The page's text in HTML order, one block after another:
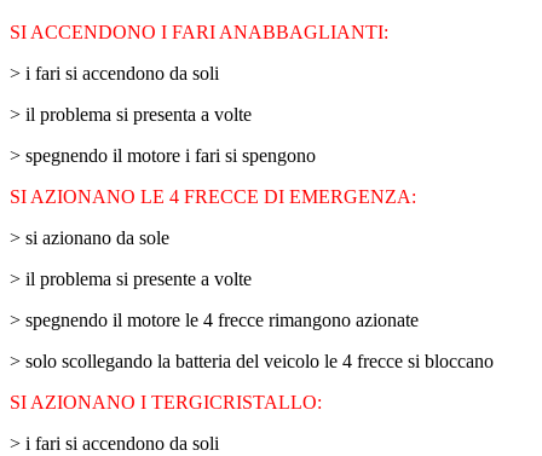
SI ACCENDONO I FARI ANABBAGLIANTI:
> i fari si accendono da soli
> il problema si presenta a volte
> spegnendo il motore i fari si spengono
SI AZIONANO LE 4 FRECCE DI EMERGENZA:
> si azionano da sole
> il problema si presente a volte
> spegnendo il motore le 4 frecce rimangono azionate
> solo scollegando la batteria del veicolo le 4 frecce si bloccano
SI AZIONANO I TERGICRISTALLO:
> i fari si accendono da soli